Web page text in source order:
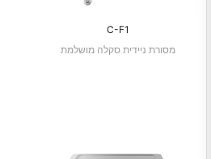
C-F1
מסורת ניידית סקלה מושלמת